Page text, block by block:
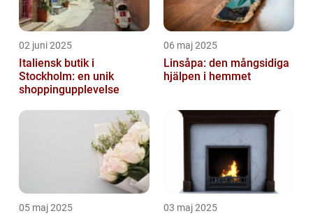
02 juni 2025
Italiensk butik i
Stockholm: en unik
shoppingupplevelse
06 maj 2025
Linsåpa: den mångsidiga
hjälpen i hemmet
05 maj 2025 03 maj 2025